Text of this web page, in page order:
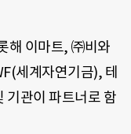
해 이마트, ㈜비와
세계자연기금), 테
기관이 파트너로 함